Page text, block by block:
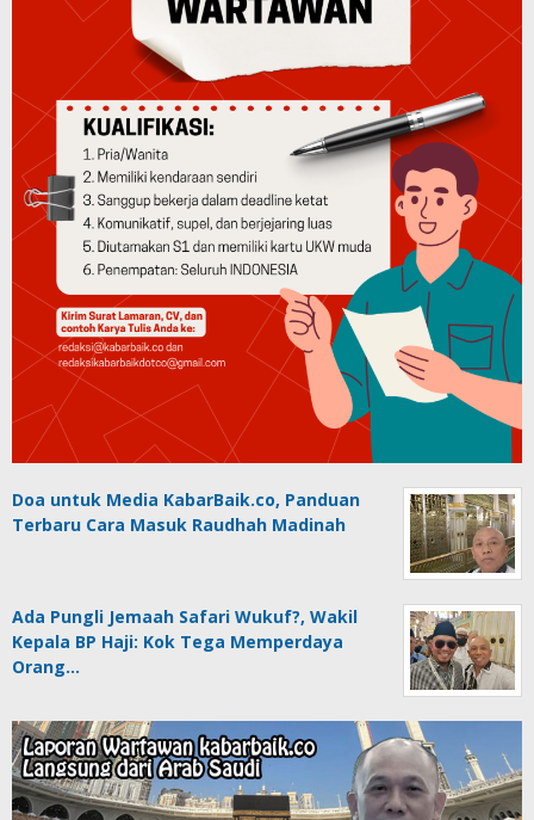
Doa untuk Media KabarBaik.co, Panduan
Terbaru Cara Masuk Raudhah Madinah
Ada Pungli Jemaah Safari Wukuf?, Wakil
Kepala BP Haji: Kok Tega Memperdaya
Orang…